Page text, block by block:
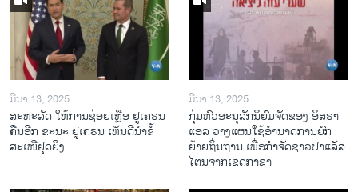
ມີນາ 13, 2025
ສະຫະລັດ ໃຫ້ການຊ່ອຍເຫຼືອ ຢູເຄຣນ
ຄືນອີກ ຂະນະ ຢູເຄຣນ ເຫັນດີນຳຂໍ້
ສະເໜີຢຸດຍິງ
ມີນາ 13, 2025
ກຸ່ມຫົວອະນຸລັກນິຍົມຈັດຂອງ ອິສຣາ
ແອລ ວາງແຜນໃຊ້ອຳນາດການຍົກ
ຍ້າຍຖິ່ນຖານ ເພື່ອກຳຈັດຊາວປາແລັສ
ໄຕນຈາກເຂດກາຊາ